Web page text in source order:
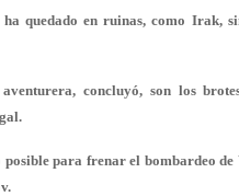
quedado en ruinas, como Irak,
concluyó, son los
para frenar el bombardeo